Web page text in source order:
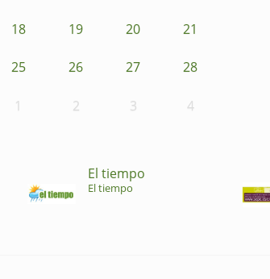
18 19 20 21
25 26 27 28
1 2 3 4
El tiempo
El tiempo